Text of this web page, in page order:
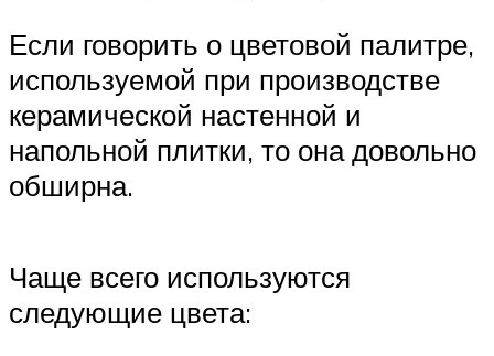
Если говорить о цветовой палитре,
используемой при производстве
керамической настенной и
напольной плитки, то она довольно
обширна.
Чаще всего используются
следующие цвета: